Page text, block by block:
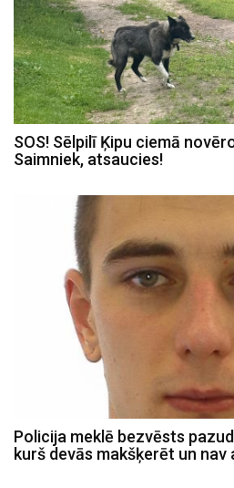
SOS! Sēlpilī Ķipu ciemā
Saimniek, atsaucies!
Policija meklē bezvēsts
kurš devās makšķerēt un nav